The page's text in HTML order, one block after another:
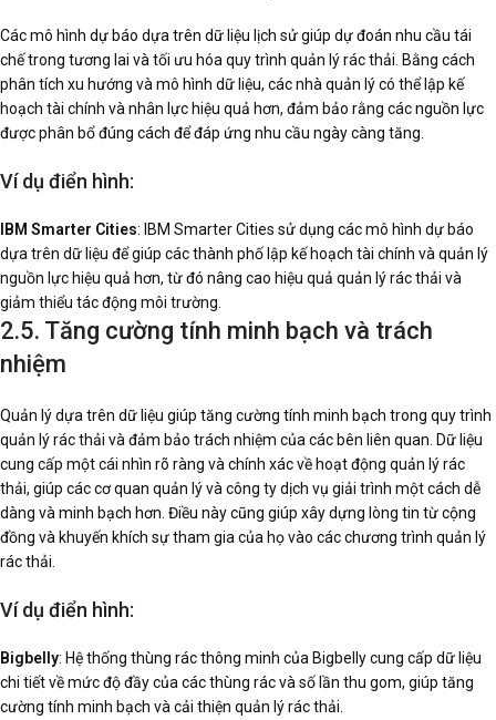
Các mô hình dự báo dựa trên dữ liệu lịch sử giúp dự đoán nhu cầu tái
chế trong tương lai và tối ưu hóa quy trình quản lý rác thải. Bằng cách
phân tích xu hướng và mô hình dữ liệu, các nhà quản lý có thể lập kế
hoạch tài chính và nhân lực hiệu quả hơn, đảm bảo rằng các nguồn lực
được phân bổ đúng cách để đáp ứng nhu cầu ngày càng tăng.
Ví dụ điển hình:
IBM Smarter Cities: IBM Smarter Cities sử dụng các mô hình dự báo
dựa trên dữ liệu để giúp các thành phố lập kế hoạch tài chính và quản lý
nguồn lực hiệu quả hơn, từ đó nâng cao hiệu quả quản lý rác thải và
giảm thiểu tác động môi trường.
2.5. Tăng cường tính minh bạch và trách
nhiệm
Quản lý dựa trên dữ liệu giúp tăng cường tính minh bạch trong quy trình
quản lý rác thải và đảm bảo trách nhiệm của các bên liên quan. Dữ liệu
cung cấp một cái nhìn rõ ràng và chính xác về hoạt động quản lý rác
thải, giúp các cơ quan quản lý và công ty dịch vụ giải trình một cách dễ
dàng và minh bạch hơn. Điều này cũng giúp xây dựng lòng tin từ cộng
đồng và khuyến khích sự tham gia của họ vào các chương trình quản lý
rác thải.
Ví dụ điển hình:
Bigbelly: Hệ thống thùng rác thông minh của Bigbelly cung cấp dữ liệu
chi tiết về mức độ đầy của các thùng rác và số lần thu gom, giúp tăng
cường tính minh bạch và cải thiện quản lý rác thải.